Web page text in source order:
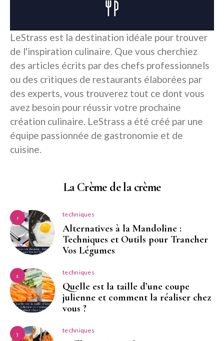
LeStrass est la destination idéale pour trouver
de l'inspiration culinaire. Que vous cherchiez
des articles écrits par des chefs professionnels
ou des critiques de restaurants élaborées par
des experts, vous trouverez tout ce dont vous
avez besoin pour réussir votre prochaine
création culinaire. LeStrass a été créé par une
équipe passionnée de gastronomie et de
cuisine.
La Crème de la crème
1 techniques
Alternatives à la Mandoline :
Techniques et Outils pour Trancher
Vos Légumes
2 techniques
Quelle est la taille d’une coupe
julienne et comment la réaliser chez
vous ?
3 techniques